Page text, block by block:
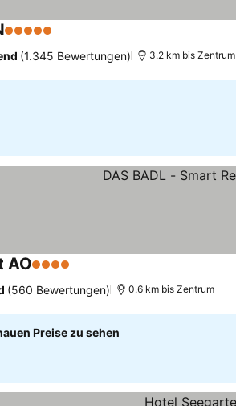
5 Sterne
(1.345 Bewertungen) 3.2 km bis Zentrum
AO4 Sterne
(560 Bewertungen) 0.6 km bis Zentrum
Preise zu sehen